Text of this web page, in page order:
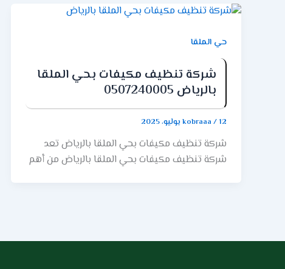
حي الملقا
شركة تنظيف مكيفات بحي الملقا
بالرياض 0507240005
kobraaa /12 يوليو، 2025
شركة تنظيف مكيفات بحي الملقا بالرياض تعد
شركة تنظيف مكيفات بحي الملقا بالرياض من أهم
اقرأ المزيد عن: شركة تنظيف مكيفات بحي النفل